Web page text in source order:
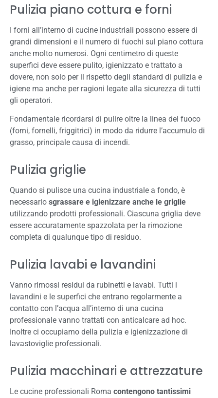
Pulizia piano cottura e forni
I forni all’interno di cucine industriali possono essere di
grandi dimensioni e il numero di fuochi sul piano cottura
anche molto numerosi. Ogni centimetro di queste
superfici deve essere pulito, igienizzato e trattato a
dovere, non solo per il rispetto degli standard di pulizia e
igiene ma anche per ragioni legate alla sicurezza di tutti
gli operatori.
Fondamentale ricordarsi di pulire oltre la linea del fuoco
(forni, fornelli, friggitrici) in modo da ridurre l’accumulo di
grasso, principale causa di incendi.
Pulizia griglie
Quando si pulisce una cucina industriale a fondo, è
necessario sgrassare e igienizzare anche le griglie
utilizzando prodotti professionali. Ciascuna griglia deve
essere accuratamente spazzolata per la rimozione
completa di qualunque tipo di residuo.
Pulizia lavabi e lavandini
Vanno rimossi residui da rubinetti e lavabi. Tutti i
lavandini e le superfici che entrano regolarmente a
contatto con l’acqua all’interno di una cucina
professionale vanno trattati con anticalcare ad hoc.
Inoltre ci occupiamo della pulizia e igienizzazione di
lavastoviglie professionali.
Pulizia macchinari e attrezzature
Le cucine professionali Roma contengono tantissimi